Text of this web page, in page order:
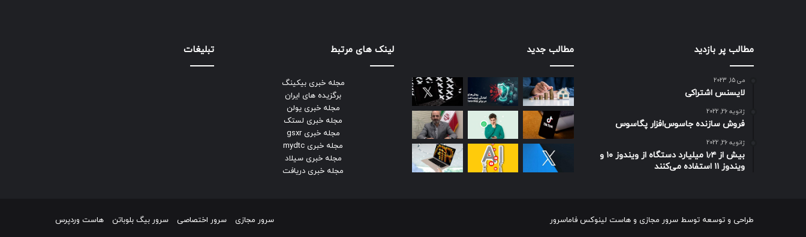
مطالب پر بازدید
می 15, 2023
لایسنس اشتراکی
ژانویه 26, 2022
فروش سازنده جاسوس‌افزار پگاسوس
ژانویه 26, 2022
بیش از ۱٫۴ میلیارد دستگاه از ویندوز ۱۰ و
ویندوز ۱۱ استفاده می‌کنند
مطالب جدید لینک های مرتبط
مجله خبری بیکینگ
برگزیده های ایران
مجله خبری یولن
مجله خبری لستک
مجله خبری gsxr
مجله خبری mydtc
مجله خبری سیلاد
مجله خبری دریافت
تبلیغات
طراحی و توسعه توسط سرور مجازی و هاست لینوکس فاماسرور سرور مجازی سرور اختصاصی سرور بیگ بلوباتن هاست وردپرس